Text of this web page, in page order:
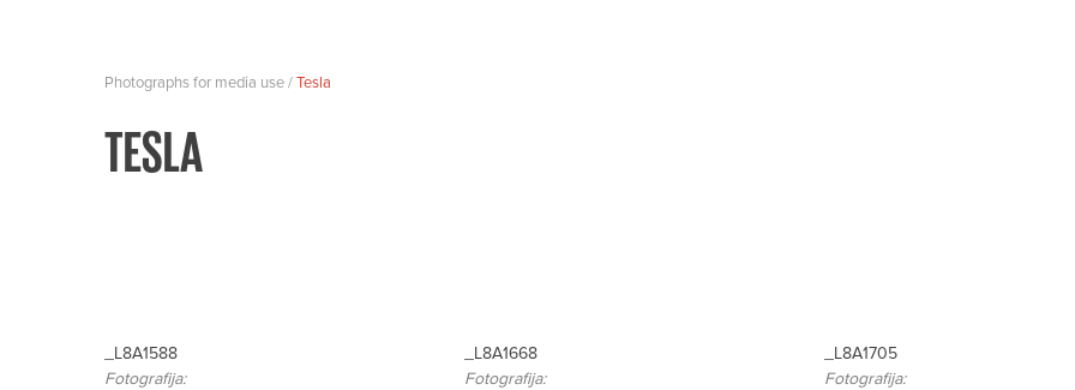
Photographs for media use /Tesla
TESLA
_L8A1588
Fotografija:
_L8A1668
Fotografija:
_L8A1705
Fotografija: